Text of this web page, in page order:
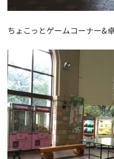
ちょこっとゲームコーナー&